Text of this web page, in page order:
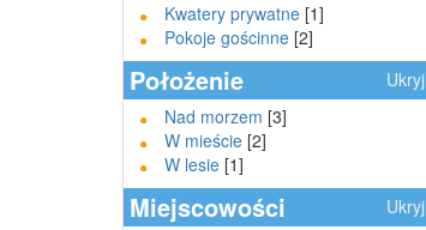
Kwatery prywatne [1]
Pokoje gościnne [2]
Położenie
Ukryj
Nad morzem [3]
W mieście [2]
W lesie [1]
Miejscowości
Ukryj